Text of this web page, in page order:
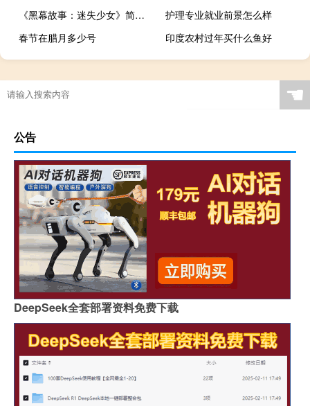
《黑幕故事：迷失少女》简单攻略（《黑幕故事：迷失少女》简单攻略）
护理专业就业前景怎么样
春节在腊月多少号
印度农村过年买什么鱼好
☚
公告
DeepSeek全套部署资料免费下载